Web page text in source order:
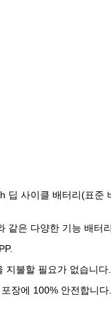
사이클 배터리(표준
같은 다양한 기능 배터
지불할 필요가 없습니다
장에 100% 안전합니다.